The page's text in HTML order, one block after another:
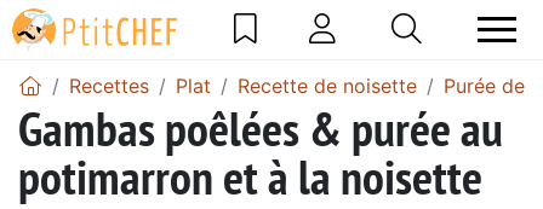
Recettes Plat Recette de noisette Purée de
Gambas poêlées & purée au
potimarron et à la noisette